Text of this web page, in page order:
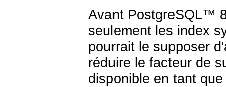
Avant PostgreSQL™
seulement les index
pourrait le supposer
réduire le facteur de
disponible en tant